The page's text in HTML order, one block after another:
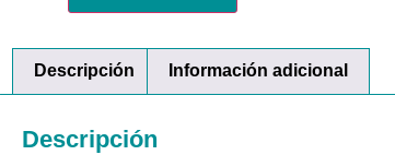
Descripción Información adicional
Descripción